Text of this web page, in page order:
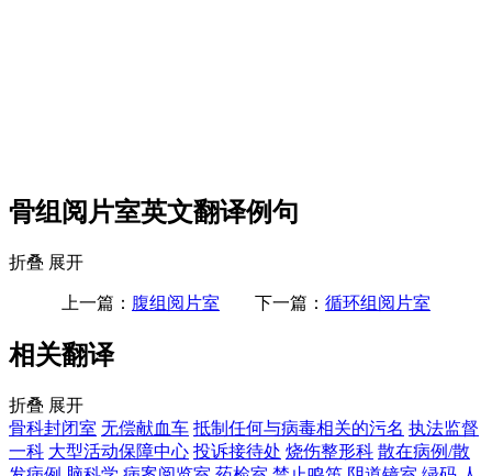
骨组阅片室英文翻译例句
折叠 展开
上一篇： 腹组阅片室 下一篇： 循环组阅片室
相关翻译
折叠 展开
骨科封闭室 无偿献血车 抵制任何与病毒相关的污名 执法监督
一科 大型活动保障中心 投诉接待处 烧伤整形科 散在病例/散